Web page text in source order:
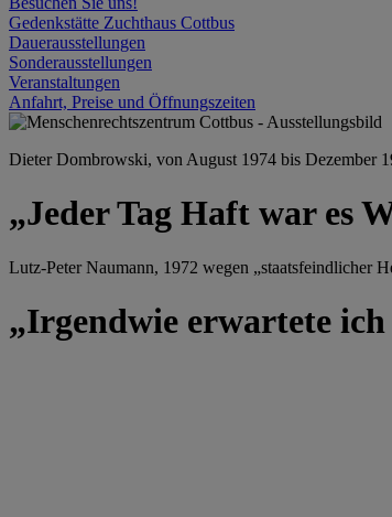
Gedenkstätte Zuchthaus Cottbus
Dauerausstellungen
Sonderausstellungen
Veranstaltungen
Anfahrt, Preise und Öffnungszeiten
Dieter Dombrowski, von August 1974 bis Dezember
„Jeder Tag Haft war es
Lutz-Peter Naumann, 1972 wegen „staatsfeindlicher
„Irgendwie erwartete